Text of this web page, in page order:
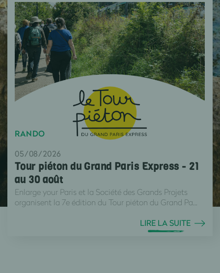
RANDO
05/08/2026
Tour piéton du Grand Paris Express - 21
au 30 août
Enlarge your Paris et la Société des Grands Projets
organisent la 7e édition du Tour piéton du Grand Pa...
LIRE LA SUITE